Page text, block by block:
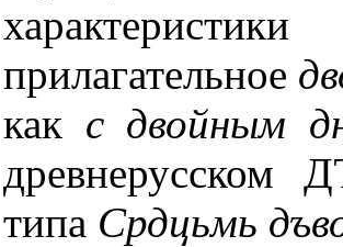
прилагательное
как с двойным
типа Срдцьмь